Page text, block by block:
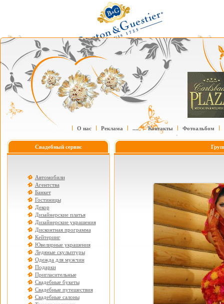
О нас Реклама .... Контакты Фотоальбом
Свадебный сервис
Автомобили
Агентства
Банкет
Гостиницы
Декор
Дизайнерские платья
Дизайнерские украшения
Дисконтная программа
Кейтеринг
Ювелирные украшения
Ледяные скульптуры
Одежда для мужчин
Подарки
Пригласительные
Свадебные букеты
Свадебные путешествия
Свадебные салоны